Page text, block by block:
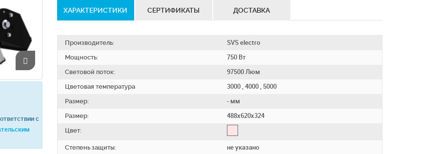
с
ХАРАКТЕРИСТИКИ СЕРТИФИКАТЫ ДОСТАВКА
Производитель:
SVS electro
Мощность:
750 Вт
Световой поток:
97500 Люм
Цветовая температура
3000 , 4000 , 5000
Размер:
- мм
Размер:
488х620х324
Цвет:
Степень защиты:
не указано